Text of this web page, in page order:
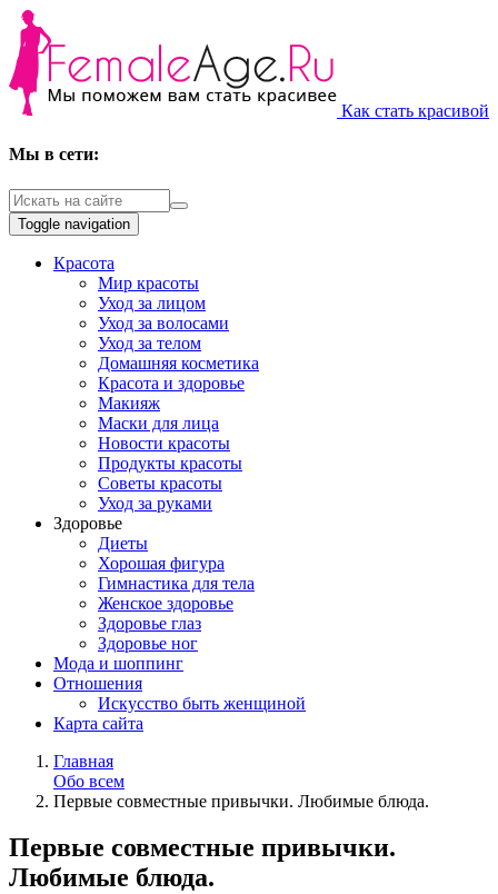
Как стать красивой
Мы в сети:
Toggle navigation
Красота
Мир красоты
Уход за лицом
Уход за волосами
Уход за телом
Домашняя косметика
Красота и здоровье
Макияж
Маски для лица
Новости красоты
Продукты красоты
Советы красоты
Уход за руками
Здоровье
Диеты
Хорошая фигура
Гимнастика для тела
Женское здоровье
Здоровье глаз
Здоровье ног
Мода и шоппинг
Отношения
Искусство быть женщиной
Карта сайта
Главная
Обо всем
Первые совместные привычки. Любимые блюда.
Первые совместные привычки.
Любимые блюда.